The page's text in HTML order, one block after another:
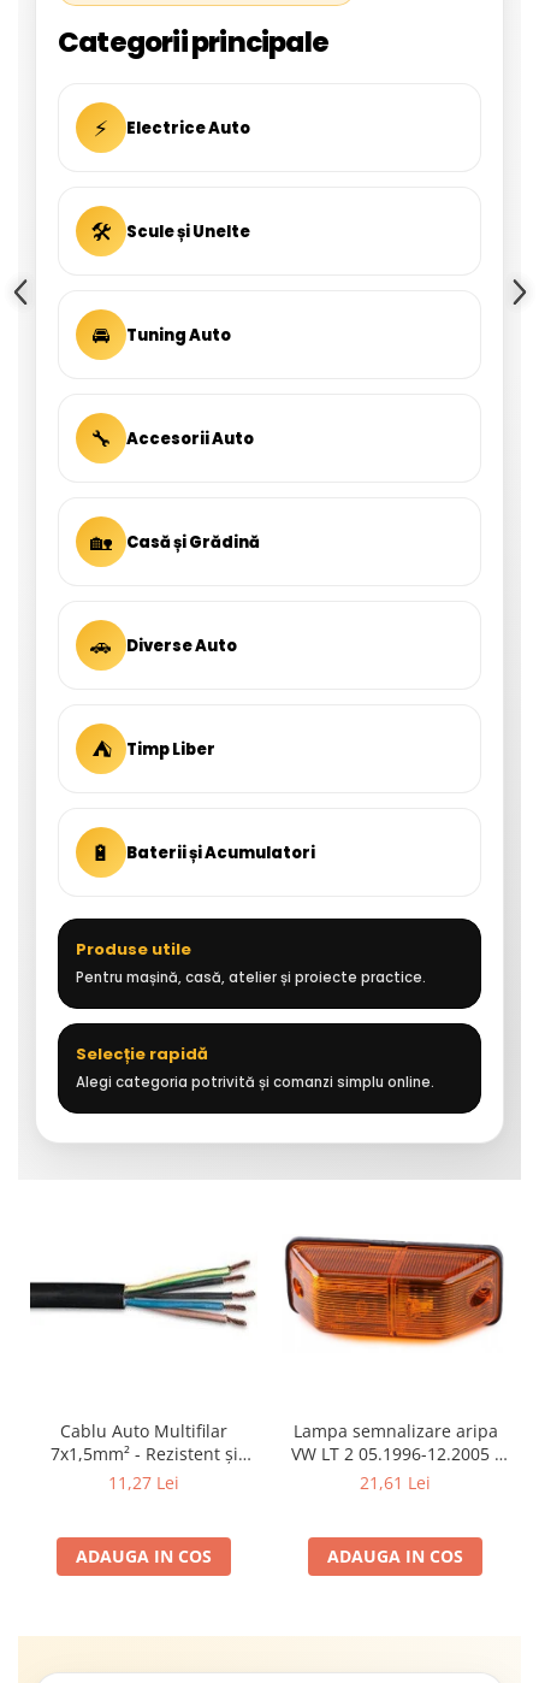
Categorii principale
⚡ Electrice Auto
🛠 Scule și Unelte
🚘 Tuning Auto
🔧 Accesorii Auto
🏡 Casă și Grădină
🚗 Diverse Auto
⛺ Timp Liber
🔋 Baterii și Acumulatori
Produse utile
Pentru mașină, casă, atelier și proiecte practice.
Selecție rapidă
Alegi categoria potrivită și comanzi simplu online.
Cablu Auto Multifilar
7x1,5mm² - Rezistent și
Flexibil pentru Remorci 12V-
11,27 Lei
ADAUGA IN COS
Lampa semnalizare aripa
VW LT 2 05.1996-12.2005 ;
Mercedes Sprinter 1995-
Neoplan Euroliner,
Starliner,Centroliner,
21,61 Lei
ADAUGA IN COS